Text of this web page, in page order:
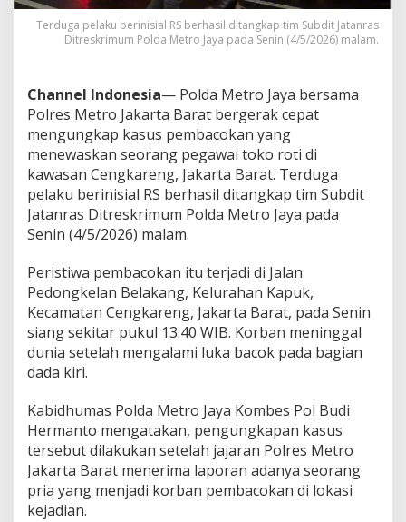
T
o
k
o
d
i
C
e
n
g
k
r
e
n
g
Terduga pelaku berinisial RS berhasil ditangkap tim Subdit Jatanras
Ditreskrimum Polda Metro Jaya pada Senin (4/5/2026) malam.
Channel Indonesia— Polda Metro Jaya bersama
Polres Metro Jakarta Barat bergerak cepat
mengungkap kasus pembacokan yang
menewaskan seorang pegawai toko roti di
kawasan Cengkareng, Jakarta Barat. Terduga
pelaku berinisial RS berhasil ditangkap tim Subdit
Jatanras Ditreskrimum Polda Metro Jaya pada
Senin (4/5/2026) malam.
Peristiwa pembacokan itu terjadi di Jalan
Pedongkelan Belakang, Kelurahan Kapuk,
Kecamatan Cengkareng, Jakarta Barat, pada Senin
siang sekitar pukul 13.40 WIB. Korban meninggal
dunia setelah mengalami luka bacok pada bagian
dada kiri.
Kabidhumas Polda Metro Jaya Kombes Pol Budi
Hermanto mengatakan, pengungkapan kasus
tersebut dilakukan setelah jajaran Polres Metro
Jakarta Barat menerima laporan adanya seorang
pria yang menjadi korban pembacokan di lokasi
kejadian.